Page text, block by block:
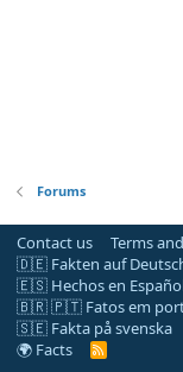
Forums
Contact us Terms
🇩🇪 Fakten auf
🇪🇸 Hechos en
🇧🇷 🇵🇹 Fatos em
🇸🇪 Fakta på svenska
🌍 Facts
R